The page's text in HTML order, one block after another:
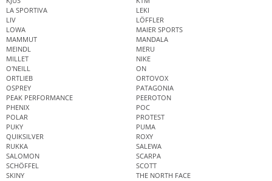
LA SPORTIVA
LEKI
LIV
LÖFFLER
LOWA
MAIER SPORTS
MAMMUT
MANDALA
MEINDL
MERU
MILLET
NIKE
O'NEILL
ON
ORTLIEB
ORTOVOX
OSPREY
PATAGONIA
PEAK PERFORMANCE
PEEROTON
PHENIX
POC
POLAR
PROTEST
PUKY
PUMA
QUIKSILVER
ROXY
RUKKA
SALEWA
SALOMON
SCARPA
SCHÖFFEL
SCOTT
SKINY
THE NORTH FACE